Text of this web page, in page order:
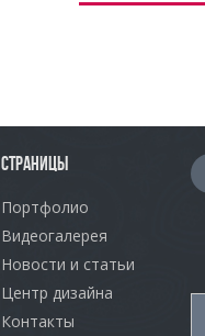
СТРАНИЦЫ
Портфолио
Видеогалерея
Новости и статьи
Центр дизайна
Контакты